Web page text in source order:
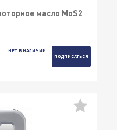
масло MoS2
НЕТ В НАЛИЧИИ
ПОДПИСАТЬСЯ